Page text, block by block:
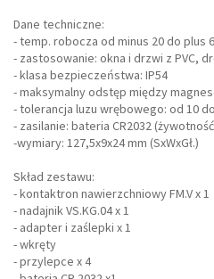
Dane techniczne:
- temp. robocza od minus 20 do plus
- zastosowanie: okna i drzwi z PVC,
- klasa bezpieczeństwa: IP54
- maksymalny odstęp między
- tolerancja luzu wrębowego: od 10
- zasilanie: bateria CR2032
-wymiary: 127,5x9x24 mm (SxWxGł.)
Skład zestawu:
- kontaktron nawierzchniowy FM.V x 1
- nadajnik VS.KG.04 x 1
- adapter i zaślepki x 1
- wkręty
- przylepce x 4